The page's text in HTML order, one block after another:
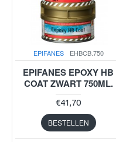
EPIFANES EHBCB.750
EPIFANES EPOXY HB
COAT ZWART 750ML.
€41,70
BESTELLEN